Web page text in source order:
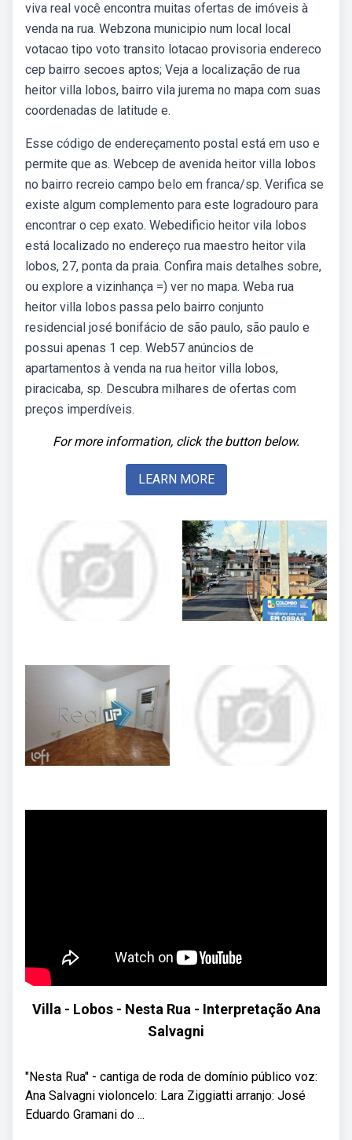
viva real você encontra muitas ofertas de imóveis à
venda na rua. Webzona municipio num local local
votacao tipo voto transito lotacao provisoria endereco
cep bairro secoes aptos; Veja a localização de rua
heitor villa lobos, bairro vila jurema no mapa com suas
coordenadas de latitude e.
Esse código de endereçamento postal está em uso e
permite que as. Webcep de avenida heitor villa lobos
no bairro recreio campo belo em franca/sp. Verifica se
existe algum complemento para este logradouro para
encontrar o cep exato. Webedificio heitor vila lobos
está localizado no endereço rua maestro heitor vila
lobos, 27, ponta da praia. Confira mais detalhes sobre,
ou explore a vizinhança =) ver no mapa. Weba rua
heitor villa lobos passa pelo bairro conjunto
residencial josé bonifácio de são paulo, são paulo e
possui apenas 1 cep. Web57 anúncios de
apartamentos à venda na rua heitor villa lobos,
piracicaba, sp. Descubra milhares de ofertas com
preços imperdíveis.
For more information, click the button below.
LEARN MORE
Villa - Lobos - Nesta Rua - Interpretação Ana
Salvagni
"Nesta Rua" - cantiga de roda de domínio público voz:
Ana Salvagni violoncelo: Lara Ziggiatti arranjo: José
Eduardo Gramani do ...